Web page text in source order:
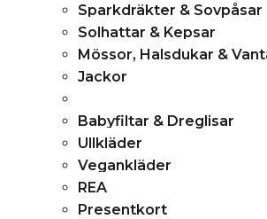
Sparkdräkter & Sovpåsar
Solhattar & Kepsar
Mössor, Halsdukar &
Jackor
Babyfiltar & Dreglisar
Ullkläder
Vegankläder
REA
Presentkort